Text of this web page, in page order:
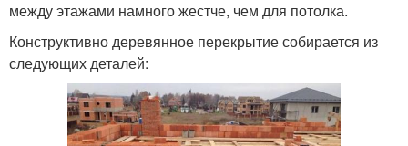
между этажами намного жестче, чем для потолка.
Конструктивно деревянное перекрытие собирается из
следующих деталей: